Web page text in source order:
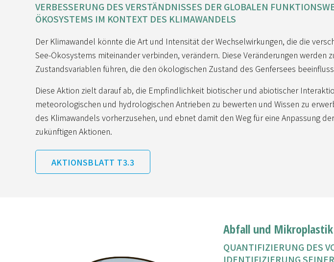
VERBESSERUNG DES VERSTÄNDNISSES DER GLOBALEN
ÖKOSYSTEMS IM KONTEXT DES KLIMAWANDELS
Der Klimawandel könnte die Art und Intensität der Wechselwirkungen, die die
See-Ökosystems miteinander verbinden, verändern. Diese Veränderungen werden
Zustandsvariablen führen, die den ökologischen Zustand des Genfersees
Diese Aktion zielt darauf ab, die Empfindlichkeit biotischer und abiotischer
meteorologischen und hydrologischen Antrieben zu bewerten und Wissen zu
des Klimawandels vorherzusehen, und ebnet damit den Weg für eine Anpassung
zukünftigen Aktionen.
AKTIONSBLATT T3.3
Abfall und Mikroplastik
QUANTIFIZIERUNG DES
IDENTIFIZIERUNG